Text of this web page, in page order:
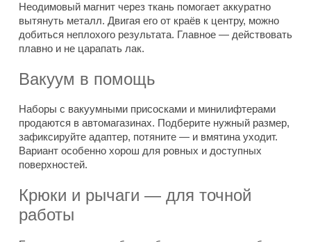
Неодимовый магнит через ткань помогает аккуратно
вытянуть металл. Двигая его от краёв к центру, можно
добиться неплохого результата. Главное — действовать
плавно и не царапать лак.
Вакуум в помощь
Наборы с вакуумными присосками и минилифтерами
продаются в автомагазинах. Подберите нужный размер,
зафиксируйте адаптер, потяните — и вмятина уходит.
Вариант особенно хорош для ровных и доступных
поверхностей.
Крюки и рычаги — для точной
работы